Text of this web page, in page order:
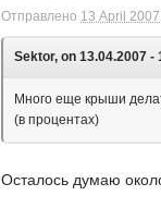
Отправлено 13 April
Sektor, on 13.04.2007 -
Много еще крыши
(в процентах)
Осталось думаю